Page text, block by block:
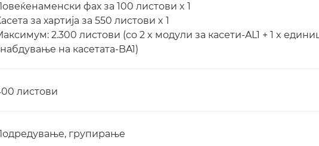
фах за 100 листови x 1
за хартија за 550 листови x 1
2.300 листови (со 2 x модули за касети-AL1 + 1 x
на касетата-BA1)
листови
групирање